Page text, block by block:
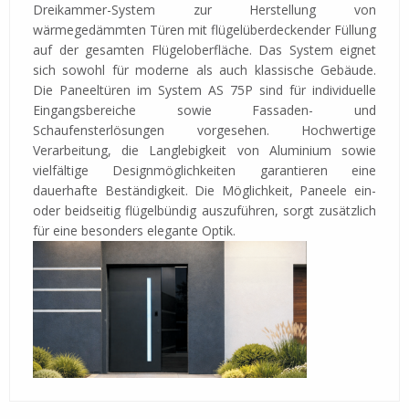
Dreikammer-System zur Herstellung von
wärmegedämmten Türen mit flügelüberdeckender Füllung
auf der gesamten Flügeloberfläche. Das System eignet
sich sowohl für moderne als auch klassische Gebäude.
Die Paneeltüren im System AS 75P sind für individuelle
Eingangsbereiche sowie Fassaden- und
Schaufensterlösungen vorgesehen. Hochwertige
Verarbeitung, die Langlebigkeit von Aluminium sowie
vielfältige Designmöglichkeiten garantieren eine
dauerhafte Beständigkeit. Die Möglichkeit, Paneele ein-
oder beidseitig flügelbündig auszuführen, sorgt zusätzlich
für eine besonders elegante Optik.